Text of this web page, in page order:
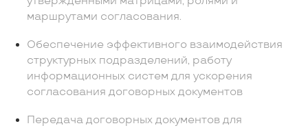
маршрутами согласования.
Обеспечение эффективного взаимодействия
структурных подразделений, работу
информационных систем для ускорения
согласования договорных документов
Передача договорных документов для